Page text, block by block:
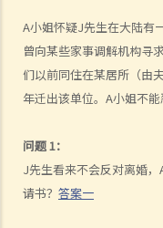
A小姐怀疑J先生在大陆有
曾向某些家事调解机构寻
们以前同住在某居所（由
年迁出该单位。A小姐不
问题 1：
J先生看来不会反对离婚
请书？ 答案一
D. 《婚姻条例》下的罪行
E. 婚姻协议书
A. 婚姻协议书的法律地位
C. 分居协议
1. 如果夫妻打算离婚，签
2. 如果一方在聆讯前不再